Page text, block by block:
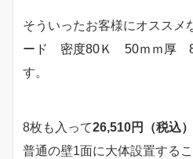
そういったお客様にオススメ
ード 密度80Ｋ 50ｍｍ厚 8
す。
8枚も入って26,510円（税込）
普通の壁1面に大体設置するこ